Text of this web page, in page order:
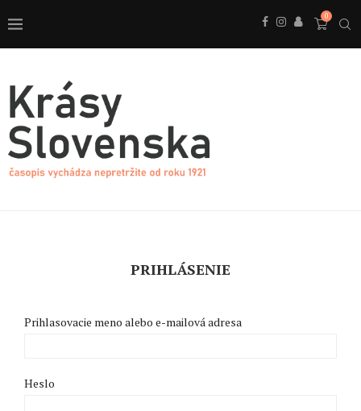
0
PRIHLÁSENIE
Prihlasovacie meno alebo e-mailová adresa
Heslo